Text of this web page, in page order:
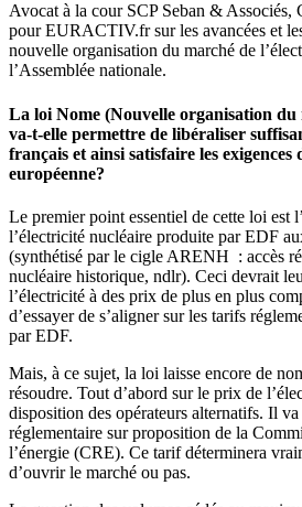
Avocat à la cour SCP Seban & Associés,
pour EURACTIV.fr sur les avancées et
nouvelle organisation du marché de
l’Assemblée nationale.
La loi Nome (Nouvelle organisation du
va-t-elle permettre de libéraliser
français et ainsi satisfaire les exigences
européenne?
Le premier point essentiel de cette loi est
l’électricité nucléaire produite par EDF
(synthétisé par le cigle ARENH : accès
nucléaire historique, ndlr). Ceci devrait
l’électricité à des prix de plus en plus
d’essayer de s’aligner sur les tarifs
par EDF.
Mais, à ce sujet, la loi laisse encore de
résoudre. Tout d’abord sur le prix de
disposition des opérateurs alternatifs. Il
réglementaire sur proposition de la
l’énergie (CRE). Ce tarif déterminera
d’ouvrir le marché ou pas.